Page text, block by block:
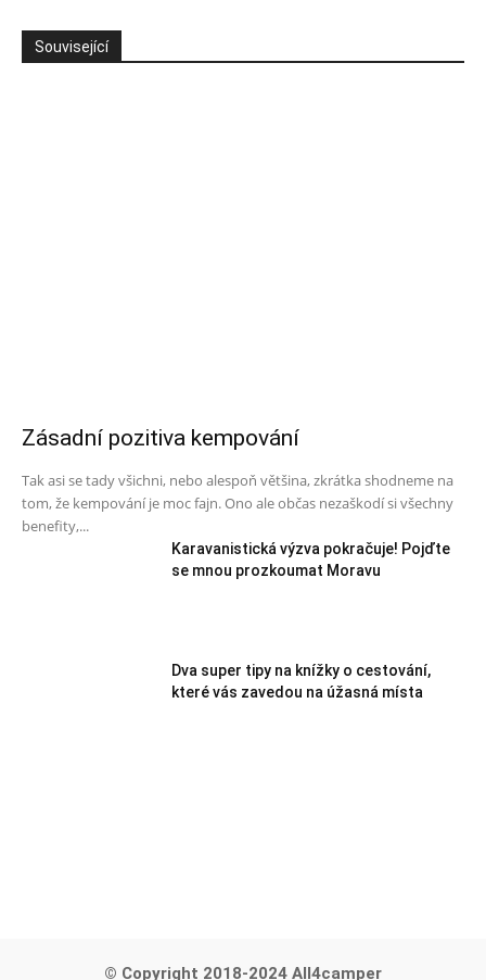
Související
Zásadní pozitiva kempování
Tak asi se tady všichni, nebo alespoň většina, zkrátka shodneme na
tom, že kempování je moc fajn. Ono ale občas nezaškodí si všechny
benefity,...
Karavanistická výzva pokračuje! Pojďte
se mnou prozkoumat Moravu
Dva super tipy na knížky o cestování,
které vás zavedou na úžasná místa
© Copyright 2018-2024 All4camper